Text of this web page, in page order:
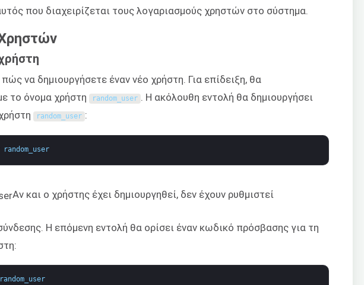
που διαχειρίζεται τους λογαριασμούς χρηστών στο σύστημα.
να δημιουργήσετε έναν νέο χρήστη. Για επίδειξη, θα
το όνομα χρήστη random_user . Η ακόλουθη εντολή θα δημιουργήσει
random_user :
random_user
Αν και ο χρήστης έχει δημιουργηθεί, δεν έχουν ρυθμιστεί
Η επόμενη εντολή θα ορίσει έναν κωδικό πρόσβασης για τη
random_user